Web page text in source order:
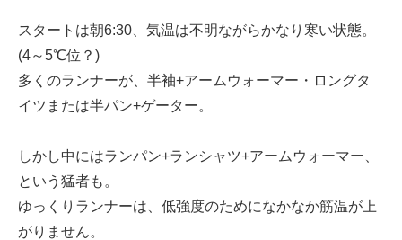
スタートは朝6:30、気温は不明ながらかなり寒い状態。
(4～5℃位？)
多くのランナーが、半袖+アームウォーマー・ロングタ
イツまたは半パン+ゲーター。
しかし中にはランパン+ランシャツ+アームウォーマー、
という猛者も。
ゆっくりランナーは、低強度のためになかなか筋温が上
がりません。